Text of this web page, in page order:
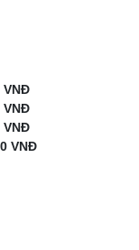
VNĐ
VNĐ
VNĐ
VNĐ